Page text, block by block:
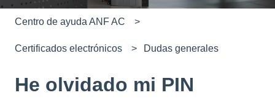
Centro de ayuda ANF AC
Certificados electrónicos Dudas generales
He olvidado mi PIN